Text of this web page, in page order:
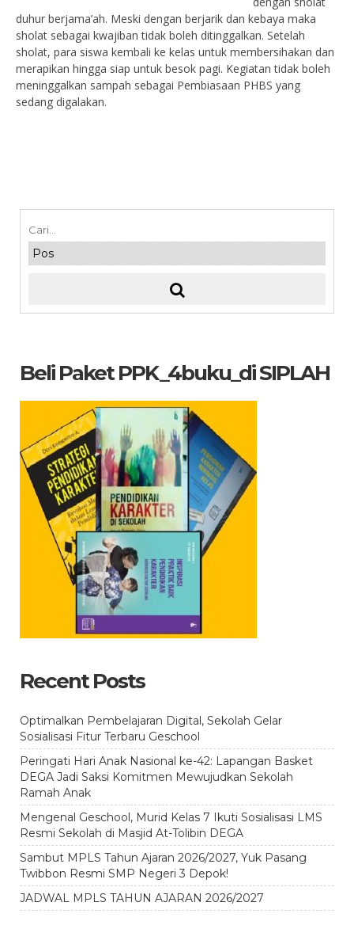
duhur berjama’ah. Meski dengan berjarik dan kebaya maka
sholat sebagai kwajiban tidak boleh ditinggalkan. Setelah
sholat, para siswa kembali ke kelas untuk membersihakan dan
merapikan hingga siap untuk besok pagi. Kegiatan tidak boleh
meninggalkan sampah sebagai Pembiasaan PHBS yang
sedang digalakan.
Beli Paket PPK_4buku_di SIPLAH
Recent Posts
Optimalkan Pembelajaran Digital, Sekolah Gelar
Sosialisasi Fitur Terbaru Geschool
Peringati Hari Anak Nasional ke-42: Lapangan Basket
DEGA Jadi Saksi Komitmen Mewujudkan Sekolah
Ramah Anak
Mengenal Geschool, Murid Kelas 7 Ikuti Sosialisasi LMS
Resmi Sekolah di Masjid At-Tolibin DEGA
Sambut MPLS Tahun Ajaran 2026/2027, Yuk Pasang
Twibbon Resmi SMP Negeri 3 Depok!
JADWAL MPLS TAHUN AJARAN 2026/2027